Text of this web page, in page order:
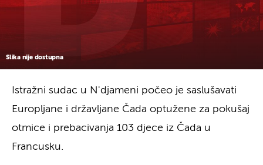
Slika nije dostupna
Istražni sudac u N'djameni počeo je saslušavati
Europljane i državljane Čada optužene za pokušaj
otmice i prebacivanja 103 djece iz Čada u
Francusku.